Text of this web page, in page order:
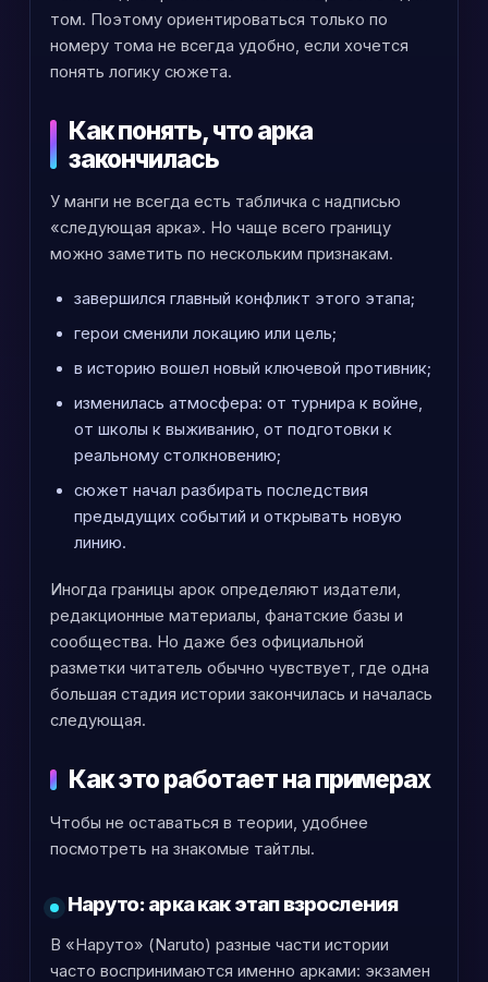
том. Поэтому ориентироваться только по
номеру тома не всегда удобно, если хочется
понять логику сюжета.
Как понять, что арка
закончилась
У манги не всегда есть табличка с надписью
«следующая арка». Но чаще всего границу
можно заметить по нескольким признакам.
завершился главный конфликт этого этапа;
герои сменили локацию или цель;
в историю вошел новый ключевой противник;
изменилась атмосфера: от турнира к войне,
от школы к выживанию, от подготовки к
реальному столкновению;
сюжет начал разбирать последствия
предыдущих событий и открывать новую
линию.
Иногда границы арок определяют издатели,
редакционные материалы, фанатские базы и
сообщества. Но даже без официальной
разметки читатель обычно чувствует, где одна
большая стадия истории закончилась и началась
следующая.
Как это работает на примерах
Чтобы не оставаться в теории, удобнее
посмотреть на знакомые тайтлы.
Наруто: арка как этап взросления
В «Наруто» (Naruto) разные части истории
часто воспринимаются именно арками: экзамен